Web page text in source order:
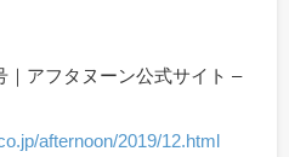
｜アフタヌーン公式サイト –
afternoon/2019/12.html